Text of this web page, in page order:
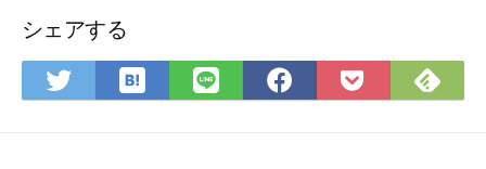
シェアする
Twitter
で
は
て
LINE
で
Facebook
で
Pocket
に
で